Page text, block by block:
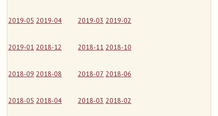
2019-05 2019-04 2019-03 2019-02
2019-01 2018-12 2018-11 2018-10
2018-09 2018-08 2018-07 2018-06
2018-05 2018-04 2018-03 2018-02